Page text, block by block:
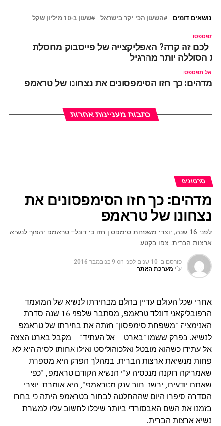
נושאים דומים השעון הכי יקר בישראל שעון ב-10 מיליון שקל
תפספסו
לכם זה קרה? האפליקצייה של פייסבוק מחסלת
הסוללה יותר מהרגיל
אל תפספסו
מדהים: כך חזו הסימפסונים את נצחונו של טראמפ
כתבות מעניינות אחרות
סרטונים
מדהים: כך חזו הסימפסונים את
נצחונו של טראמפ
לפני 16 שנה, יוצרי משפחת סימפסון חזו כי דונלד טראמפ יהפוך לנשיא
ארצות הברית. צפו בקטע
פורסם ב: 10 שנים לפני on 9 בנובמבר 2016
ע"י מערכת האתר
אחרי שכל העולם עדיין בהלם מבחירתו לנשיא של המועמד
הרפובליקאני דונלד טראמפ, מסתבר שלפני 16 שנה סדרת
האנימציה "משפחת סימפסון" חזתה את בחירתו של טראמפ
לנשיא. בפרק ששמו "בארט – אל העתיד" – מקבל בארט הצצה
אל עתידו כשהוא מובטל ואלכוהוליסט ואילו אחותו לסיה היא לא
פחות מנשיאת ארצות הברית. במהלך הפרק היא מספרת
שאמריקה רוקנה מנכסיה ע"י הנשיא הקודם טראמפ, "כפי
שאתם יודעים, ירשנו חוב ענק מטראמפ", היא אומרת. יוצרי
הסדרה סיפרו היום שההחלטה לבחור בטראמפ היתה כי בחרו
בזמנו את השם האבסורדי ביותר שיכלו לחשוב עליו למשרת
נשיא ארצות הברית.